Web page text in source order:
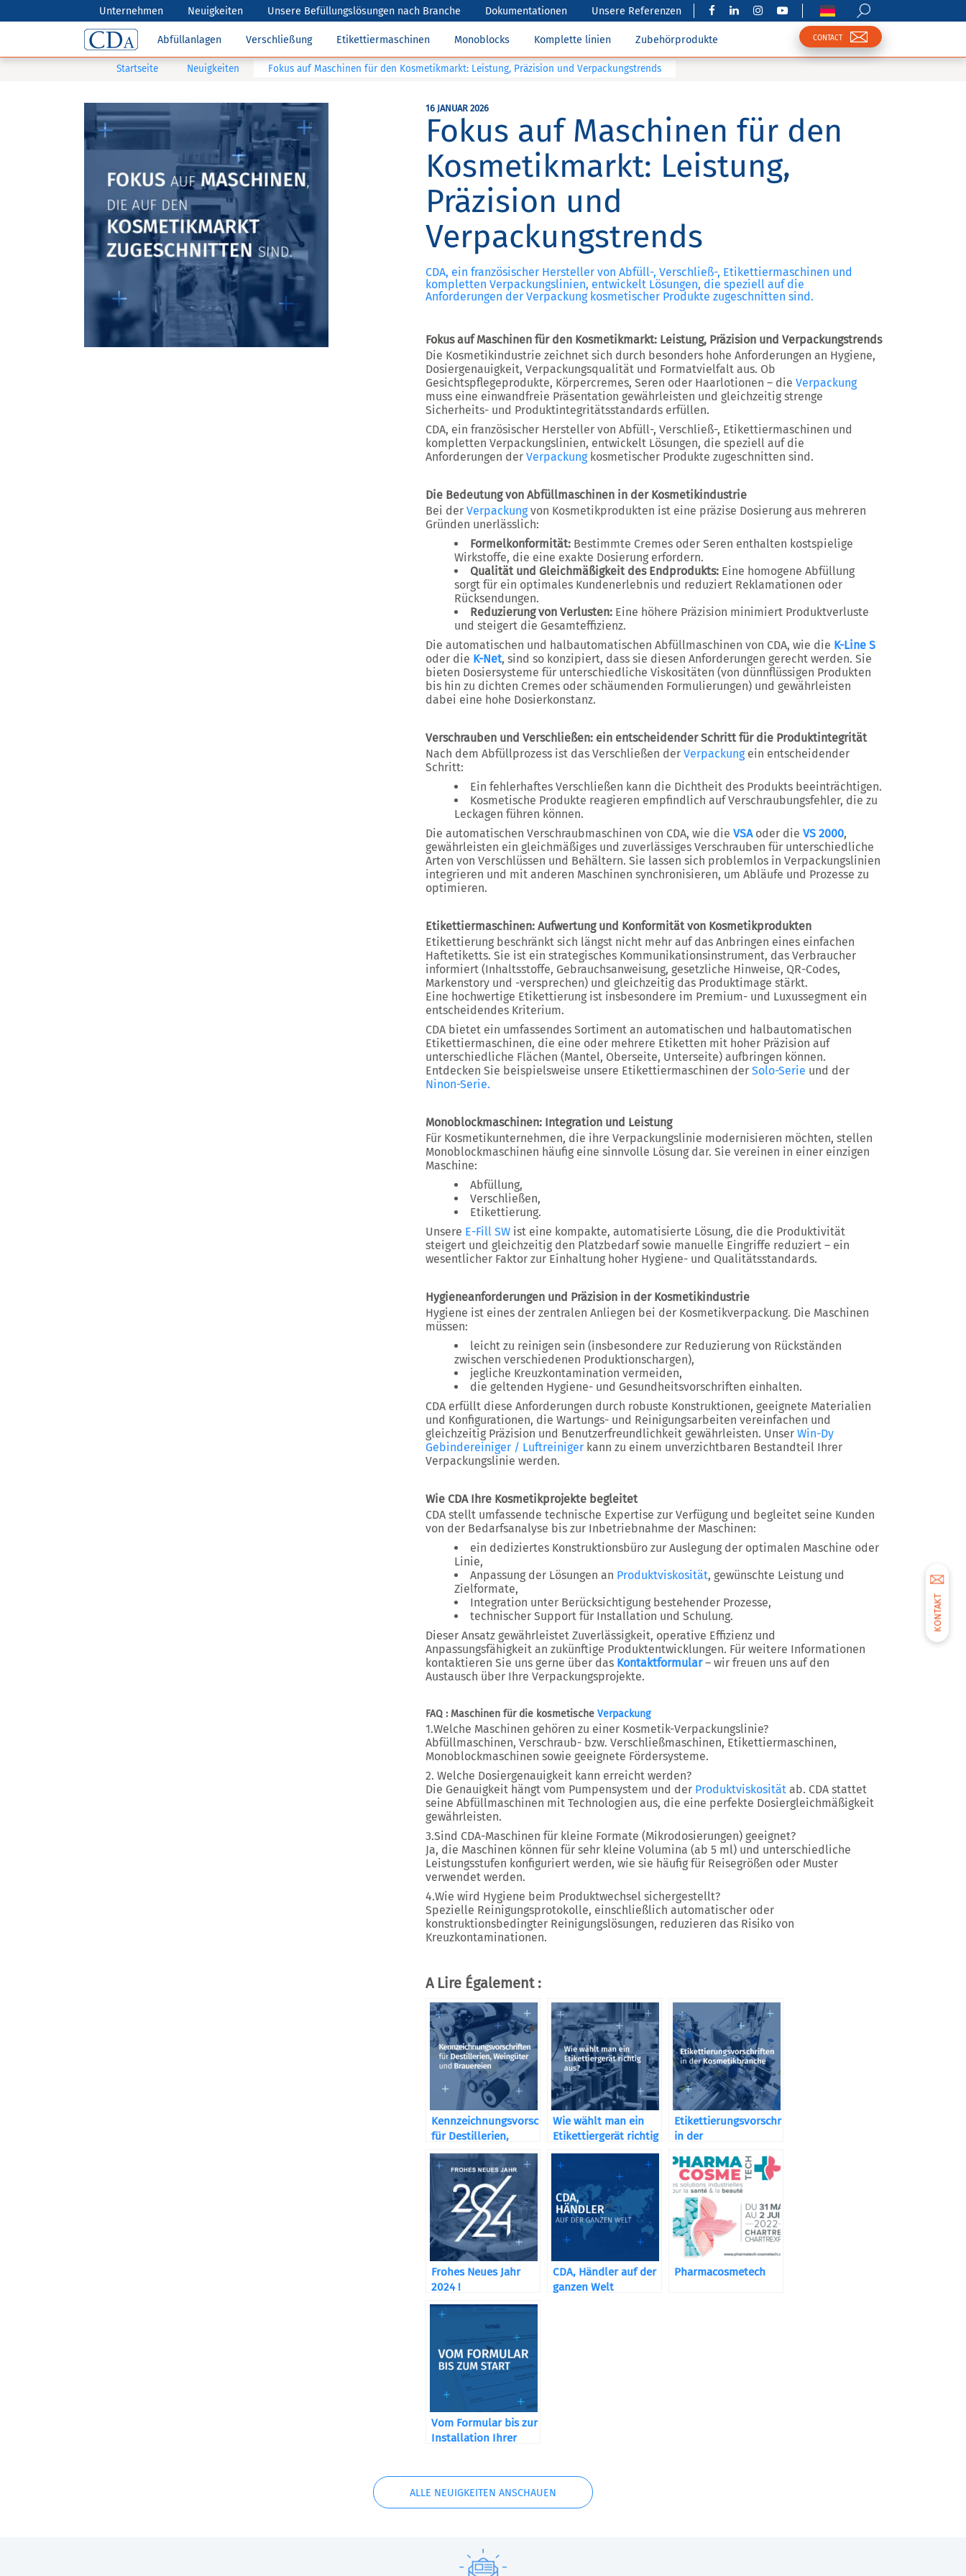
Unternehmen Neuigkeiten Unsere Befüllungslösungen nach Branche Dokumentationen Unsere Referenzen
Abfüllanlagen Verschließung Etikettiermaschinen Monoblocks Komplette linien Zubehörprodukte CONTACT
KONTAKT
Startseite Neuigkeiten Fokus auf Maschinen für den Kosmetikmarkt: Leistung, Präzision und Verpackungstrends
16 JANUAR 2026
Fokus auf Maschinen für den
Kosmetikmarkt: Leistung,
Präzision und
Verpackungstrends
CDA, ein französischer Hersteller von Abfüll-, Verschließ-, Etikettiermaschinen und
kompletten Verpackungslinien, entwickelt Lösungen, die speziell auf die
Anforderungen der Verpackung kosmetischer Produkte zugeschnitten sind.
Fokus auf Maschinen für den Kosmetikmarkt: Leistung, Präzision und Verpackungstrends
Die Kosmetikindustrie zeichnet sich durch besonders hohe Anforderungen an Hygiene,
Dosiergenauigkeit, Verpackungsqualität und Formatvielfalt aus. Ob
Gesichtspflegeprodukte, Körpercremes, Seren oder Haarlotionen – die Verpackung
muss eine einwandfreie Präsentation gewährleisten und gleichzeitig strenge
Sicherheits- und Produktintegritätsstandards erfüllen.
CDA, ein französischer Hersteller von Abfüll-, Verschließ-, Etikettiermaschinen und
kompletten Verpackungslinien, entwickelt Lösungen, die speziell auf die
Anforderungen der Verpackungkosmetischer Produkte zugeschnitten sind.
Die Bedeutung von Abfüllmaschinen in der Kosmetikindustrie
Bei der Verpackungvon Kosmetikprodukten ist eine präzise Dosierung aus mehreren
Gründen unerlässlich:
Formelkonformität: Bestimmte Cremes oder Seren enthalten kostspielige
Wirkstoffe, die eine exakte Dosierung erfordern.
Qualität und Gleichmäßigkeit des Endprodukts: Eine homogene Abfüllung
sorgt für ein optimales Kundenerlebnis und reduziert Reklamationen oder
Rücksendungen.
Reduzierung von Verlusten: Eine höhere Präzision minimiert Produktverluste
und steigert die Gesamteffizienz.
Die automatischen und halbautomatischen Abfüllmaschinen von CDA, wie die K-Line S
oder die K-Net, sind so konzipiert, dass sie diesen Anforderungen gerecht werden. Sie
bieten Dosiersysteme für unterschiedliche Viskositäten (von dünnflüssigen Produkten
bis hin zu dichten Cremes oder schäumenden Formulierungen) und gewährleisten
dabei eine hohe Dosierkonstanz.
Verschrauben und Verschließen: ein entscheidender Schritt für die Produktintegrität
Nach dem Abfüllprozess ist das Verschließen der Verpackungein entscheidender
Schritt:
Ein fehlerhaftes Verschließen kann die Dichtheit des Produkts beeinträchtigen.
Kosmetische Produkte reagieren empfindlich auf Verschraubungsfehler, die zu
Leckagen führen können.
Die automatischen Verschraubmaschinen von CDA, wie die VSA oder die VS 2000,
gewährleisten ein gleichmäßiges und zuverlässiges Verschrauben für unterschiedliche
Arten von Verschlüssen und Behältern. Sie lassen sich problemlos in Verpackungslinien
integrieren und mit anderen Maschinen synchronisieren, um Abläufe und Prozesse zu
optimieren.
Etikettiermaschinen: Aufwertung und Konformität von Kosmetikprodukten
Etikettierung beschränkt sich längst nicht mehr auf das Anbringen eines einfachen
Haftetiketts. Sie ist ein strategisches Kommunikationsinstrument, das Verbraucher
informiert (Inhaltsstoffe, Gebrauchsanweisung, gesetzliche Hinweise, QR-Codes,
Markenstory und -versprechen) und gleichzeitig das Produktimage stärkt.
Eine hochwertige Etikettierung ist insbesondere im Premium- und Luxussegment ein
entscheidendes Kriterium.
CDA bietet ein umfassendes Sortiment an automatischen und halbautomatischen
Etikettiermaschinen, die eine oder mehrere Etiketten mit hoher Präzision auf
unterschiedliche Flächen (Mantel, Oberseite, Unterseite) aufbringen können.
Entdecken Sie beispielsweise unsere Etikettiermaschinen der Solo-Serie und der
Ninon-Serie.
Monoblockmaschinen: Integration und Leistung
Für Kosmetikunternehmen, die ihre Verpackungslinie modernisieren möchten, stellen
Monoblockmaschinen häufig eine sinnvolle Lösung dar. Sie vereinen in einer einzigen
Maschine:
Abfüllung,
Verschließen,
Etikettierung.
Unsere E-Fill SW ist eine kompakte, automatisierte Lösung, die die Produktivität
steigert und gleichzeitig den Platzbedarf sowie manuelle Eingriffe reduziert – ein
wesentlicher Faktor zur Einhaltung hoher Hygiene- und Qualitätsstandards.
Hygieneanforderungen und Präzision in der Kosmetikindustrie
Hygiene ist eines der zentralen Anliegen bei der Kosmetikverpackung. Die Maschinen
müssen:
leicht zu reinigen sein (insbesondere zur Reduzierung von Rückständen
zwischen verschiedenen Produktionschargen),
jegliche Kreuzkontamination vermeiden,
die geltenden Hygiene- und Gesundheitsvorschriften einhalten.
CDA erfüllt diese Anforderungen durch robuste Konstruktionen, geeignete Materialien
und Konfigurationen, die Wartungs- und Reinigungsarbeiten vereinfachen und
gleichzeitig Präzision und Benutzerfreundlichkeit gewährleisten. Unser Win-Dy
Gebindereiniger / Luftreiniger kann zu einem unverzichtbaren Bestandteil Ihrer
Verpackungslinie werden.
Wie CDA Ihre Kosmetikprojekte begleitet
CDA stellt umfassende technische Expertise zur Verfügung und begleitet seine Kunden
von der Bedarfsanalyse bis zur Inbetriebnahme der Maschinen:
ein dediziertes Konstruktionsbüro zur Auslegung der optimalen Maschine oder
Linie,
Anpassung der Lösungen an Produktviskosität, gewünschte Leistung und
Zielformate,
Integration unter Berücksichtigung bestehender Prozesse,
technischer Support für Installation und Schulung.
Dieser Ansatz gewährleistet Zuverlässigkeit, operative Effizienz und
Anpassungsfähigkeit an zukünftige Produktentwicklungen. Für weitere Informationen
kontaktieren Sie uns gerne über das Kontaktformular – wir freuen uns auf den
Austausch über Ihre Verpackungsprojekte.
FAQ : Maschinen für die kosmetische Verpackung
1.Welche Maschinen gehören zu einer Kosmetik-Verpackungslinie?
Abfüllmaschinen, Verschraub- bzw. Verschließmaschinen, Etikettiermaschinen,
Monoblockmaschinen sowie geeignete Fördersysteme.
2. Welche Dosiergenauigkeit kann erreicht werden?
Die Genauigkeit hängt vom Pumpensystem und der Produktviskosität ab. CDA stattet
seine Abfüllmaschinen mit Technologien aus, die eine perfekte Dosiergleichmäßigkeit
gewährleisten.
3.Sind CDA-Maschinen für kleine Formate (Mikrodosierungen) geeignet?
Ja, die Maschinen können für sehr kleine Volumina (ab 5 ml) und unterschiedliche
Leistungsstufen konfiguriert werden, wie sie häufig für Reisegrößen oder Muster
verwendet werden.
4.Wie wird Hygiene beim Produktwechsel sichergestellt?
Spezielle Reinigungsprotokolle, einschließlich automatischer oder
konstruktionsbedingter Reinigungslösungen, reduzieren das Risiko von
Kreuzkontaminationen.
A Lire Également :
Kennzeichnungsvorschriften
für Destillerien,
Weingüter und
Brauereien
Wie wählt man ein
Etikettiergerät richtig
aus?
Etikettierungsvorschriften
in der
Frohes Neues Jahr
2024 !
CDA, Händler auf der
ganzen Welt
Pharmacosmetech
Vom Formular bis zur
Installation Ihrer
ALLE NEUIGKEITEN ANSCHAUEN